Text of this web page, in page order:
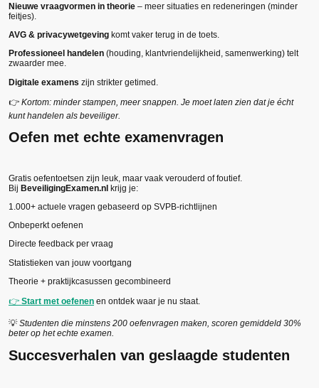
Nieuwe vraagvormen in theorie – meer situaties en redeneringen (minder
feitjes).
AVG & privacywetgeving komt vaker terug in de toets.
Professioneel handelen (houding, klantvriendelijkheid, samenwerking) telt
zwaarder mee.
Digitale examens zijn strikter getimed.
👉 Kortom: minder stampen, meer snappen. Je moet laten zien dat je écht
kunt handelen als beveiliger.
Oefen met echte examenvragen
Gratis oefentoetsen zijn leuk, maar vaak verouderd of foutief.
Bij BeveiligingExamen.nl krijg je:
1.000+ actuele vragen gebaseerd op SVPB-richtlijnen
Onbeperkt oefenen
Directe feedback per vraag
Statistieken van jouw voortgang
Theorie + praktijkcasussen gecombineerd
👉 Start met oefenen en ontdek waar je nu staat.
💡Studenten die minstens 200 oefenvragen maken, scoren gemiddeld 30%
beter op het echte examen.
Succesverhalen van geslaagde studenten